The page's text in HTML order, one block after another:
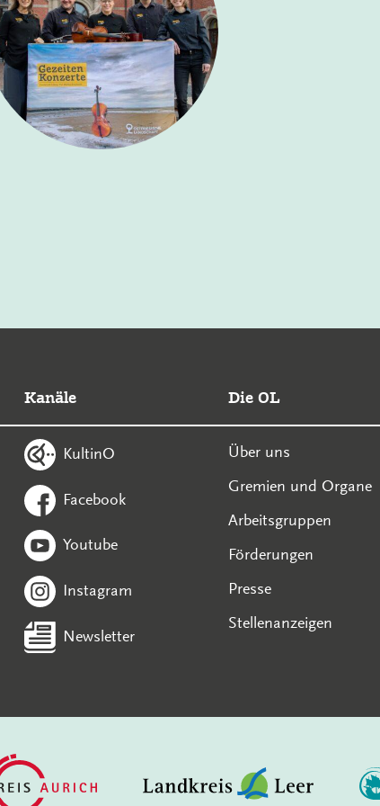
Kanäle
KultinO
Facebook
Youtube
Instagram
Newsletter
Die OL
Über uns
Gremien und Organe
Arbeitsgruppen
Förderungen
Presse
Stellenanzeigen